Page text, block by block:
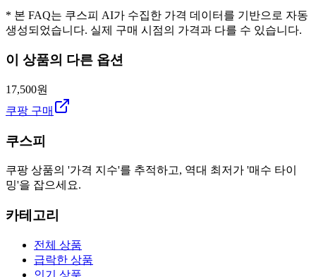
* 본 FAQ는 쿠스피 AI가 수집한 가격 데이터를 기반으로 자동
생성되었습니다. 실제 구매 시점의 가격과 다를 수 있습니다.
이 상품의 다른 옵션
17,500원
쿠팡 구매
쿠스피
쿠팡 상품의 '가격 지수'를 추적하고, 역대 최저가 '매수 타이
밍'을 잡으세요.
카테고리
전체 상품
급락한 상품
인기 상품